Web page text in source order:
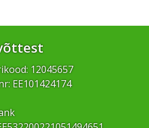
12045657
EE101424174